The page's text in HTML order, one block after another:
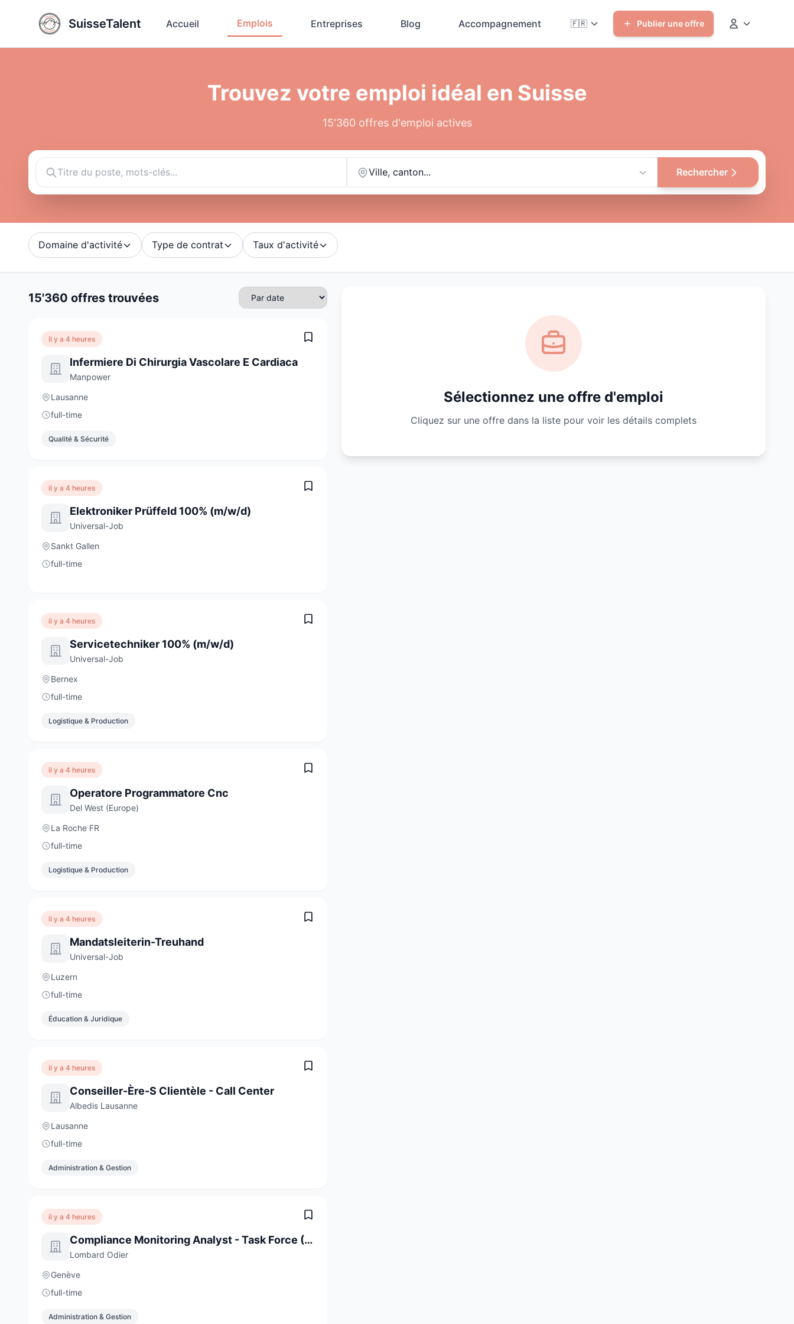
SuisseTalent Accueil Emplois Entreprises Blog Accompagnement 🇫🇷 Publier une offre
Trouvez votre emploi idéal en Suisse
15'360 offres d'emploi actives
Ville, canton... Rechercher
Domaine d'activité Type de contrat Taux d'activité
15'360 offres trouvées
il y a 4 heures
Infermiere Di Chirurgia Vascolare E Cardiaca
Manpower
Lausanne
full-time
Qualité & Sécurité
il y a 4 heures
Elektroniker Prüffeld 100% (m/w/d)
Universal-Job
Sankt Gallen
full-time
il y a 4 heures
Servicetechniker 100% (m/w/d)
Universal-Job
Bernex
full-time
Logistique & Production
il y a 4 heures
Operatore Programmatore Cnc
Del West (Europe)
La Roche FR
full-time
Logistique & Production
il y a 4 heures
Mandatsleiterin-Treuhand
Universal-Job
Luzern
full-time
Éducation & Juridique
il y a 4 heures
Conseiller-Ère-S Clientèle - Call Center
Albedis Lausanne
Lausanne
full-time
Administration & Gestion
il y a 4 heures
Compliance Monitoring Analyst - Task Force (6-Month Contract)
Lombard Odier
Genève
full-time
Administration & Gestion
Sélectionnez une offre d'emploi
Cliquez sur une offre dans la liste pour voir les détails complets